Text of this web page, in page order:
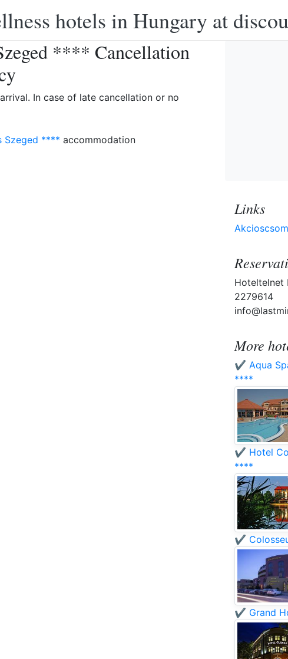
hotels in Hungary at
**** Cancellation
In case of late cancellation or no
Szeged **** accommodation
Links
Hoteltelnet
2279614
More
✔️ Aqua
****
✔️ Hotel
****
✔️
✔️ Grand